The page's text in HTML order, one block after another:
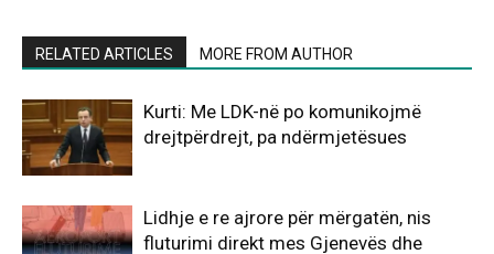
RELATED ARTICLES MORE FROM AUTHOR
Kurti: Me LDK-në po komunikojmë
drejtpërdrejt, pa ndërmjetësues
Lidhje e re ajrore për mërgatën, nis
fluturimi direkt mes Gjenevës dhe